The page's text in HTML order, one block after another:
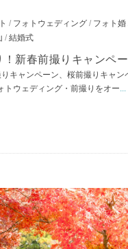
/ フォトウェディング/ フォト婚
/ 結婚式
！新春前撮りキャンペ
キャンペーン、桜前撮りキャン
ウェディング・前撮りをオー...